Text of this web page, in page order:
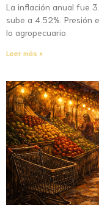
La inflación anual fue
sube a 4.52%. Presión
lo agropecuario.
Leer más »